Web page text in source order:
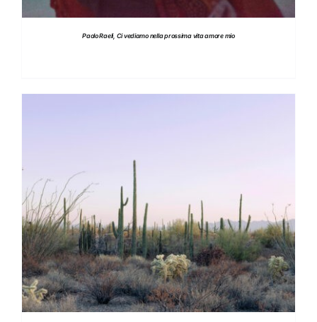
Paolo Raeli, Ci vediamo nella prossima vita amore mio
DETTAGLI